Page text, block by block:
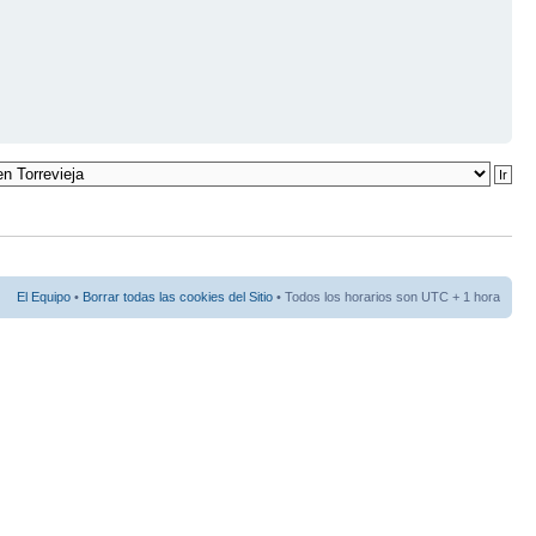
El Equipo • Borrar todas las cookies del Sitio • Todos los horarios son UTC + 1 hora